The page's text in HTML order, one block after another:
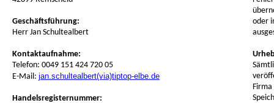
Geschäftsführung:
Herr Jan Schultealbert
Kontaktaufnahme:
Telefon: 0049 151 424 720 05
E-Mail: jan.schultealbert(via)tiptop-elbe.de
Handelsregisternummer:
oder